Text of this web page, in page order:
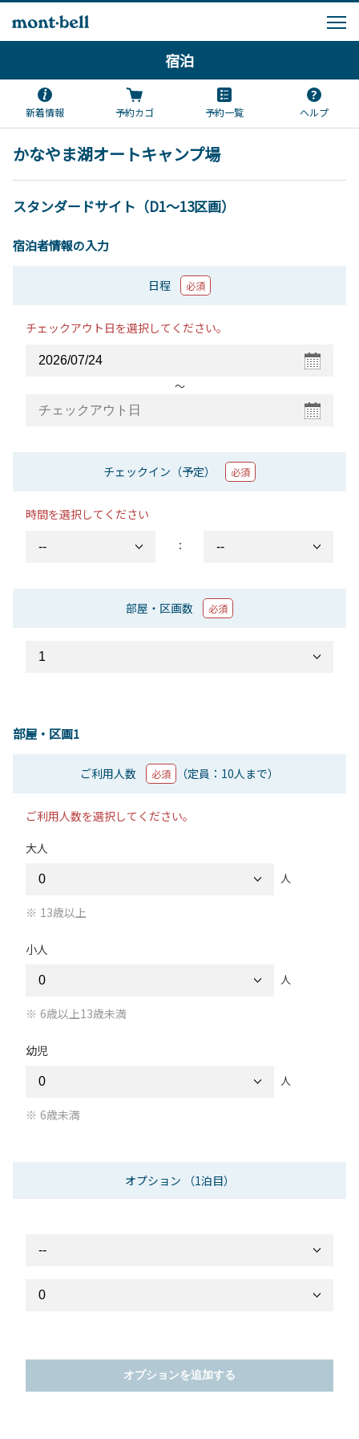
宿泊
新着情報 予約カゴ 予約一覧 ヘルプ
かなやま湖オートキャンプ場
スタンダードサイト（D1～13区画）
宿泊者情報の入力
日程 必須
チェックアウト日を選択してください。
〜
チェックイン（予定） 必須
時間を選択してください
：
部屋・区画数 必須
部屋・区画1
ご利用人数 必須 （定員：10人まで）
ご利用人数を選択してください。
大人
人
13歳以上
小人
人
6歳以上13歳未満
幼児
人
6歳未満
オプション （1泊目）
オプションを追加する